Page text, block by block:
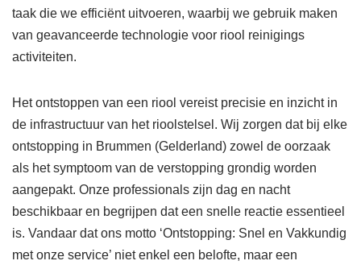
taak die we efficiënt uitvoeren, waarbij we gebruik maken
van geavanceerde technologie voor riool reinigings
activiteiten.
Het ontstoppen van een riool vereist precisie en inzicht in
de infrastructuur van het rioolstelsel. Wij zorgen dat bij elke
ontstopping in Brummen (Gelderland) zowel de oorzaak
als het symptoom van de verstopping grondig worden
aangepakt. Onze professionals zijn dag en nacht
beschikbaar en begrijpen dat een snelle reactie essentieel
is. Vandaar dat ons motto ‘Ontstopping: Snel en Vakkundig
met onze service’ niet enkel een belofte, maar een